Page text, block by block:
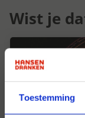
Toestemming
Wist je